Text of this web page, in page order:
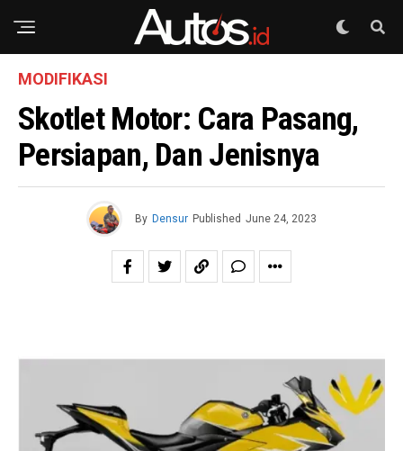
MODIFIKASI
Skotlet Motor: Cara Pasang,
Persiapan, Dan Jenisnya
By Densur Published June 24, 2023